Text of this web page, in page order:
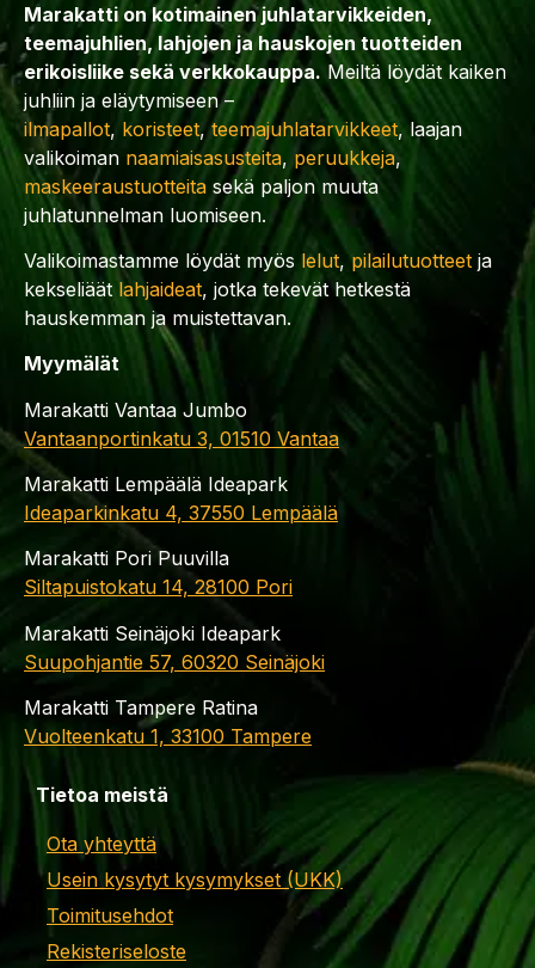
Marakatti on kotimainen juhlatarvikkeiden,
teemajuhlien, lahjojen ja hauskojen tuotteiden
erikoisliike sekä verkkokauppa. Meiltä löydät kaiken
juhliin ja eläytymiseen –
ilmapallot, koristeet,teemajuhlatarvikkeet, laajan
valikoiman naamiaisasusteita, peruukkeja,
maskeeraustuotteita sekä paljon muuta
juhlatunnelman luomiseen.
Valikoimastamme löydät myös lelut,pilailutuotteet ja
kekseliäät lahjaideat, jotka tekevät hetkestä
hauskemman ja muistettavan.
Myymälät
Marakatti Vantaa Jumbo
Vantaanportinkatu 3, 01510 Vantaa
Marakatti Lempäälä Ideapark
Ideaparkinkatu 4, 37550 Lempäälä
Marakatti Pori Puuvilla
Siltapuistokatu 14, 28100 Pori
Marakatti Seinäjoki Ideapark
Suupohjantie 57, 60320 Seinäjoki
Marakatti Tampere Ratina
Vuolteenkatu 1, 33100 Tampere
Tietoa meistä
Ota yhteyttä
Usein kysytyt kysymykset (UKK)
Toimitusehdot
Rekisteriseloste